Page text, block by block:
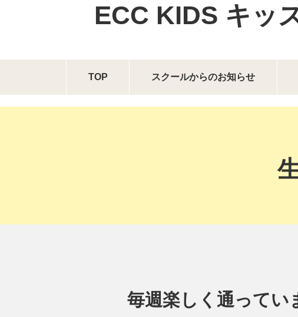
ECC KIDS キッ
TOP スクールからのお知らせ
毎週楽しく通って